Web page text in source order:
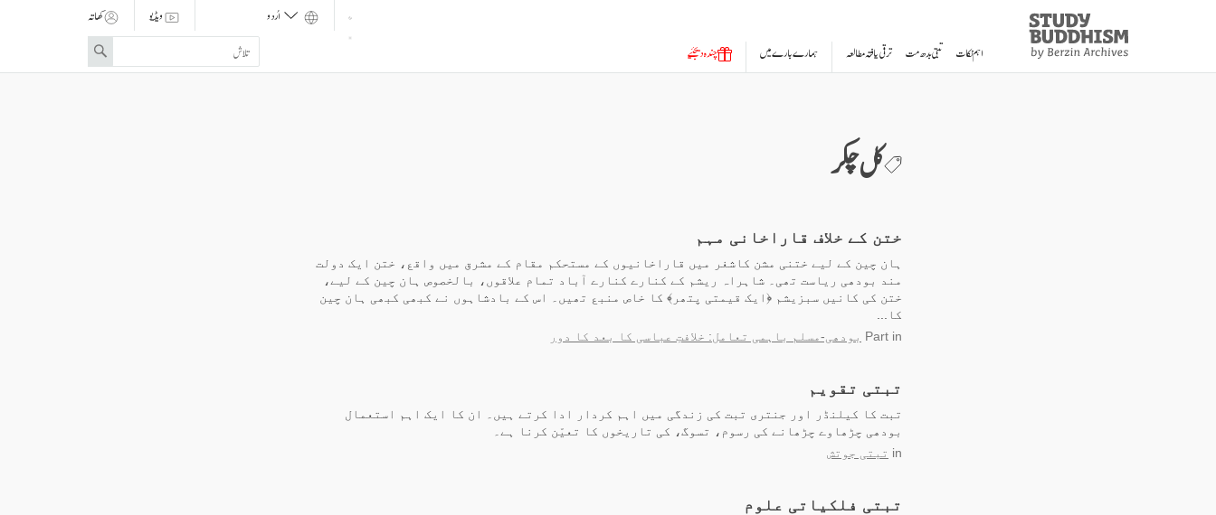
Study
Buddhism
Home
اہم نکات تبتی بدھ مت ترقی یافتہ مطالعہ ہمارے بارے میں چندہ دیجئیے
ویڈیو
کھاتہ
Enter
search
term
Search
کل چکر
ختن کے خلاف قاراخانی مہم
ہان چین کے لیے ختنی مشن کاشغر میں قاراخانیوں کے مستحکم مقام کے مشرق میں واقع، ختن ایک دولت
مند بودھی ریاست تھی۔ شاہراہ ریشم کے کنارے کنارے آباد تمام علاقوں، بالخصوص ہان چین کے لیے،
ختن کی کانیں سبزیشم ﴿ایک قیمتی پتھر﴾ کا خاص منبع تھیں۔ اس کے بادشاہوں نے کبھی کبھی ہان چین
کا...
Part in بودھی-مسلم باہمی تعامل: خلافتِ عباسی کا بعد کا دور
تبتی تقویم
تبت کا کیلنڈر اور جنتری تبت کی زندگی میں اہم کردار ادا کرتے ہیں۔ ان کا ایک اہم استعمال
بودھی چڑھاوے چڑھانے کی رسوم، تسوگ، کی تاریخوں کا تعیّن کرنا ہے۔
in تبتی جوتش
تبتی فلکیاتی علوم